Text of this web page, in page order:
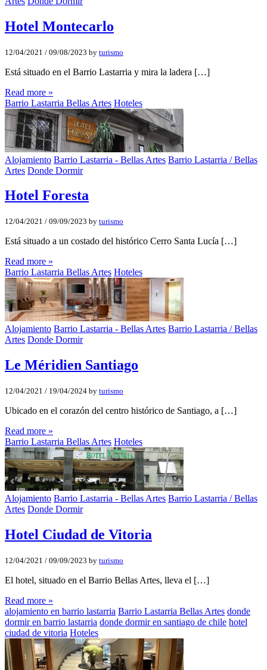
Hotel Montecarlo
12/04/2021 / 09/08/2023 by turismo
Está situado en el Barrio Lastarria y mira la ladera […]
Read more »
Barrio Lastarria Bellas Artes Hoteles
Alojamiento Barrio Lastarria - Bellas Artes Barrio Lastarria / Bellas
Artes Donde Dormir
Hotel Foresta
12/04/2021 / 09/09/2023 by turismo
Está situado a un costado del histórico Cerro Santa Lucía […]
Read more »
Barrio Lastarria Bellas Artes Hoteles
Alojamiento Barrio Lastarria - Bellas Artes Barrio Lastarria / Bellas
Artes Donde Dormir
Le Méridien Santiago
12/04/2021 / 19/04/2024 by turismo
Ubicado en el corazón del centro histórico de Santiago, a […]
Read more »
Barrio Lastarria Bellas Artes Hoteles
Alojamiento Barrio Lastarria - Bellas Artes Barrio Lastarria / Bellas
Artes Donde Dormir
Hotel Ciudad de Vitoria
12/04/2021 / 09/09/2023 by turismo
El hotel, situado en el Barrio Bellas Artes, lleva el […]
Read more »
alojamiento en barrio lastarria Barrio Lastarria Bellas Artes donde
dormir en barrio lastarria donde dormir en santiago de chile hotel
ciudad de vitoria Hoteles